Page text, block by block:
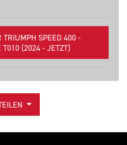
TRIUMPH SPEED 400 -
T010 (2024 - JETZT)